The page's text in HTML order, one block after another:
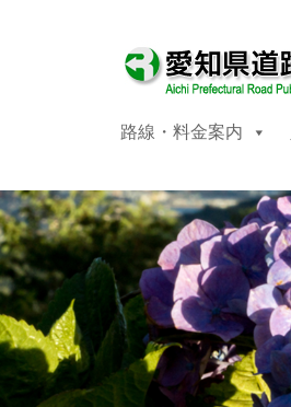
路線・料金案内